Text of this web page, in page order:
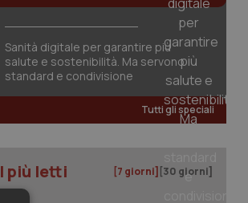
Sanità digitale per garantire più
salute e sostenibilità. Ma servono
standard e condivisione
Tutti gli speciali
I più letti [7 giorni] [30 giorni]